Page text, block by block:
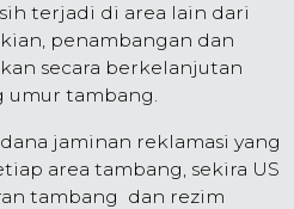
terjadi di area lain dari
penambangan dan
secara berkelanjutan
umur tambang.
jaminan reklamasi yang
area tambang, sekira US
tambang dan rezim